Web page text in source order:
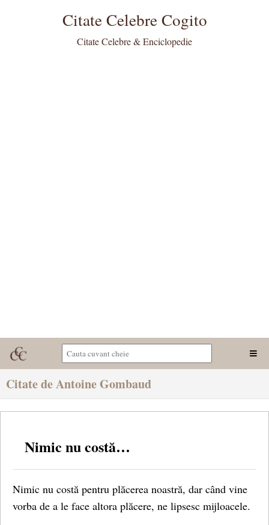
Citate Celebre Cogito
Citate Celebre & Enciclopedie
Citate de Antoine Gombaud
Nimic nu costă…
Nimic nu costă pentru plăcerea noastră, dar când vine
vorba de a le face altora plăcere, ne lipsesc mijloacele.